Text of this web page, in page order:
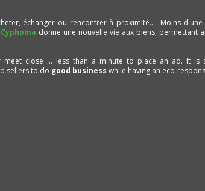
échanger ou rencontrer à proximité… Moins
Cyphoma donne une nouvelle vie aux biens, permettant
close ... less than a minute to place an ad. It is
sellers to do good business while having an eco-